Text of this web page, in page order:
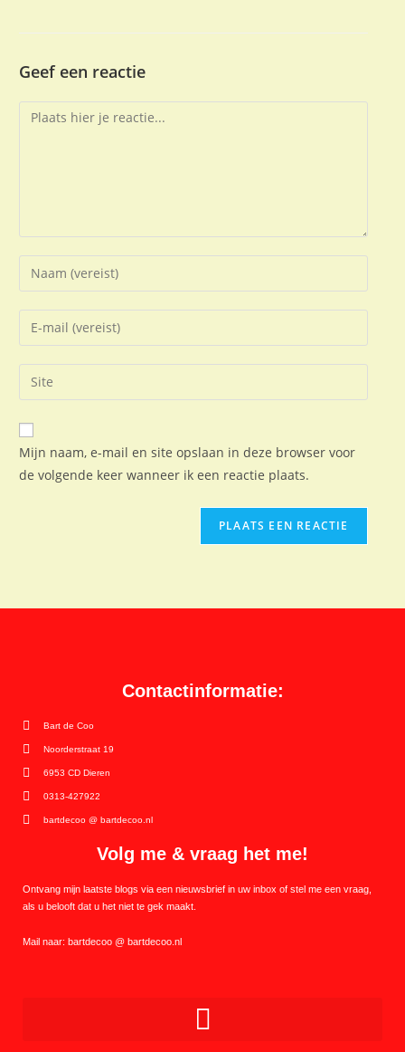
Geef een reactie
Mijn naam, e-mail en site opslaan in deze browser voor
de volgende keer wanneer ik een reactie plaats.
Volg me & vraag het me!
Ontvang mijn laatste blogs via een nieuwsbrief in uw inbox of stel me een vraag,
als u belooft dat u het niet te gek maakt.
Mail naar: bartdecoo @ bartdecoo.nl
Contactinformatie:
Bart de Coo
Noorderstraat 19
6953 CD Dieren
0313-427922
bartdecoo @ bartdecoo.nl